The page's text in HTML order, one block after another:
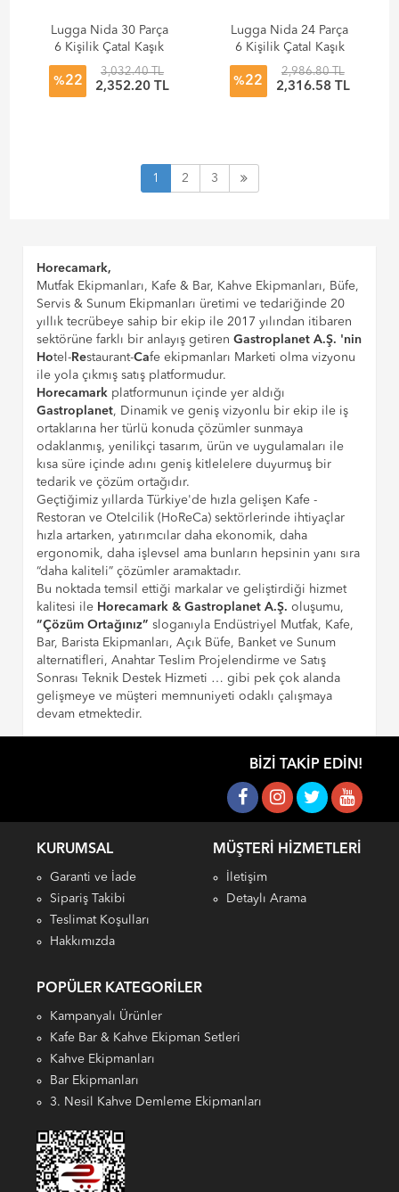
Lugga Nida 30 Parça
6 Kişilik Çatal Kaşık
Seti (Bıçaksız)
%22
3,032.40 TL
2,352.20 TL
Lugga Nida 24 Parça
6 Kişilik Çatal Kaşık
Bıçak Seti
%22
2,986.80 TL
2,316.58 TL
1 2 3
Horecamark,
Mutfak Ekipmanları, Kafe & Bar, Kahve Ekipmanları, Büfe,
Servis & Sunum Ekipmanları üretimi ve tedariğinde 20
yıllık tecrübeye sahip bir ekip ile 2017 yılından itibaren
sektörüne farklı bir anlayış getirenGastroplanet A.Ş. 'nin
Hotel-Restaurant-Cafe ekipmanları Marketi olma vizyonu
ile yola çıkmış satış platformudur.
Horecamark platformunun içinde yer aldığı
Gastroplanet, Dinamik ve geniş vizyonlu bir ekip ile iş
ortaklarına her türlü konuda çözümler sunmaya
odaklanmış, yenilikçi tasarım, ürün ve uygulamaları ile
kısa süre içinde adını geniş kitlelelere duyurmuş bir
tedarik ve çözüm ortağıdır.
Geçtiğimiz yıllarda Türkiye'de hızla gelişen Kafe -
Restoran ve Otelcilik (HoReCa) sektörlerinde ihtiyaçlar
hızla artarken, yatırımcılar daha ekonomik, daha
ergonomik, daha işlevsel ama bunların hepsinin yanı sıra
“daha kaliteli” çözümler aramaktadır.
Bu noktada temsil ettiği markalar ve geliştirdiği hizmet
kalitesi ile Horecamark & Gastroplanet A.Ş. oluşumu,
“Çözüm Ortağınız” sloganıyla Endüstriyel Mutfak, Kafe,
Bar, Barista Ekipmanları, Açık Büfe, Banket ve Sunum
alternatifleri, Anahtar Teslim Projelendirme ve Satış
Sonrası Teknik Destek Hizmeti … gibi pek çok alanda
gelişmeye ve müşteri memnuniyeti odaklı çalışmaya
devam etmektedir.
BIZI TAKIP EDIN!
KURUMSAL
Garanti ve İade
Sipariş Takibi
Teslimat Koşulları
Hakkımızda
MÜŞTERI HIZMETLERI
İletişim
Detaylı Arama
POPÜLER KATEGORILER
Kampanyalı Ürünler
Kafe Bar & Kahve Ekipman Setleri
Kahve Ekipmanları
Bar Ekipmanları
3. Nesil Kahve Demleme Ekipmanları